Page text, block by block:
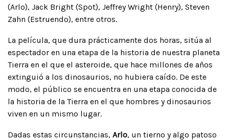
(Arlo), Jack Bright (Spot), Jeffrey Wright (Henry), Steven
Zahn (Estruendo), entre otros.
La película, que dura prácticamente dos horas, sitúa al
espectador en una etapa de la historia de nuestra planeta
Tierra en el que el asteroide, que hace millones de años
extinguió a los dinosaurios, no hubiera caído. De este
modo, el público se encuentra en una etapa conocida de
la historia de la Tierra en el que hombres y dinosaurios
viven en un mismo lugar.
Dadas estas circunstancias, Arlo, un tierno y algo patoso